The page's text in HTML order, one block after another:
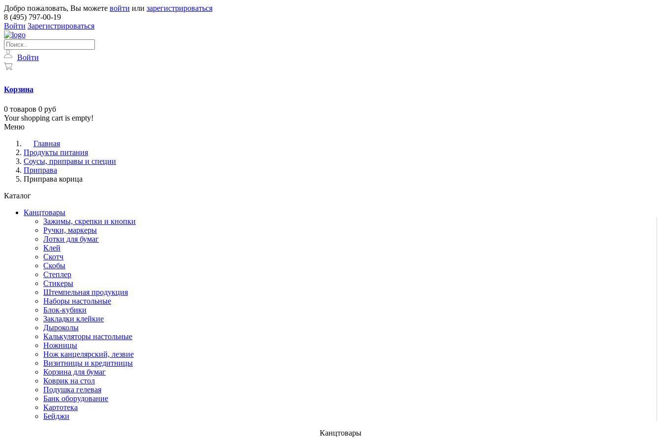
Добро пожаловать, Вы можете войти или зарегистрироваться
8 (495) 797-00-19
Войти Зарегистрироваться
Войти
Корзина
0 товаров 0 руб
Your shopping cart is empty!
Меню
Главная
Продукты питания
Соусы, приправы и специи
Приправа
Приправа корица
Каталог
Канцтовары
Зажимы, скрепки и кнопки
Ручки, маркеры
Лотки для бумаг
Клей
Скотч
Скобы
Степлер
Стикеры
Штемпельная продукция
Наборы настольные
Блок-кубики
Закладки клейкие
Дыроколы
Калькуляторы настольные
Ножницы
Нож канцелярский, лезвие
Визитницы и кредитницы
Корзина для бумаг
Коврик на стол
Подушка гелевая
Банк оборудование
Картотека
Бейджи
Канцтовары